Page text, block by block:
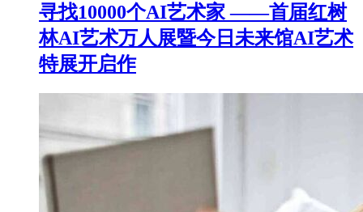
寻找10000个AI艺术家 ——首届红树
林AI艺术万人展暨今日未来馆AI艺术
特展开启作